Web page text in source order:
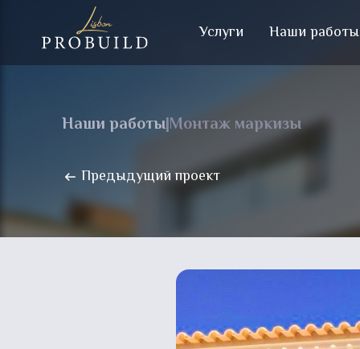
Услуги Наши работы
Наши работы|Монтаж маркизы
Предыдущий проект